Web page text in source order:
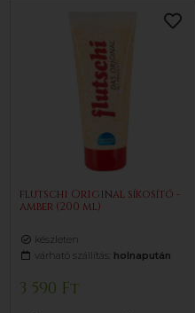
flutschi Original síkosító -
amber (200 ml)
készleten
várható szállítás: holnapután
3 590 Ft